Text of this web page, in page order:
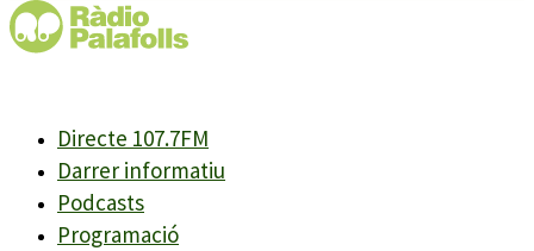
Directe 107.7FM
Darrer informatiu
Podcasts
Programació